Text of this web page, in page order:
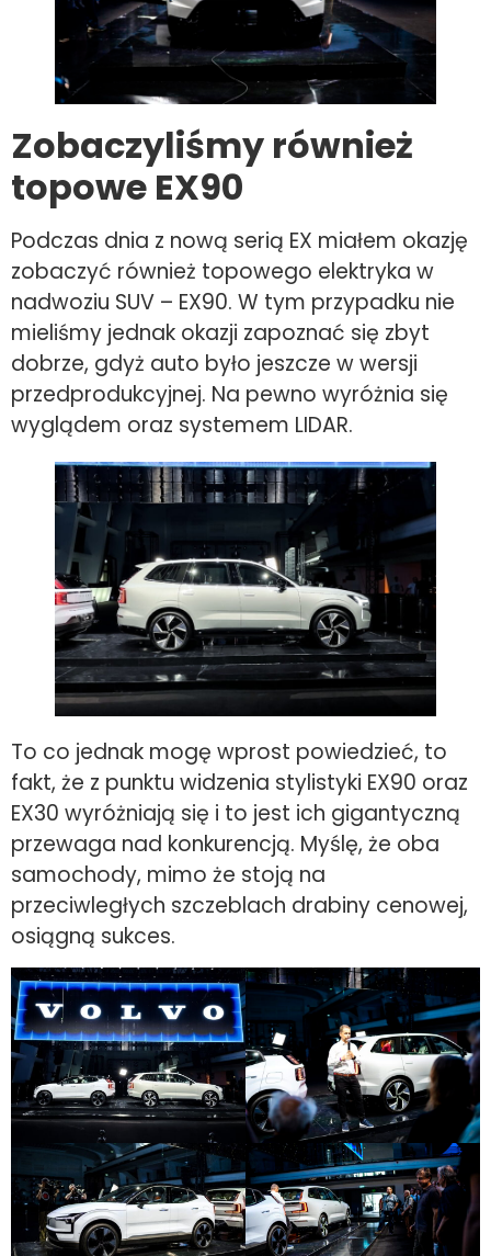
Zobaczyliśmy również
topowe EX90
Podczas dnia z nową serią EX miałem okazję
zobaczyć również topowego elektryka w
nadwoziu SUV – EX90. W tym przypadku nie
mieliśmy jednak okazji zapoznać się zbyt
dobrze, gdyż auto było jeszcze w wersji
przedprodukcyjnej. Na pewno wyróżnia się
wyglądem oraz systemem LIDAR.
To co jednak mogę wprost powiedzieć, to
fakt, że z punktu widzenia stylistyki EX90 oraz
EX30 wyróżniają się i to jest ich gigantyczną
przewaga nad konkurencją. Myślę, że oba
samochody, mimo że stoją na
przeciwległych szczeblach drabiny cenowej,
osiągną sukces.